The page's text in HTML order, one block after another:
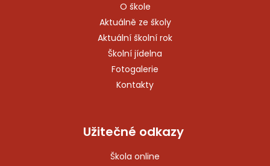
O škole
Aktuálně ze školy
Aktuální školní rok
Školní jídelna
Fotogalerie
Kontakty
Užitečné odkazy
Škola online